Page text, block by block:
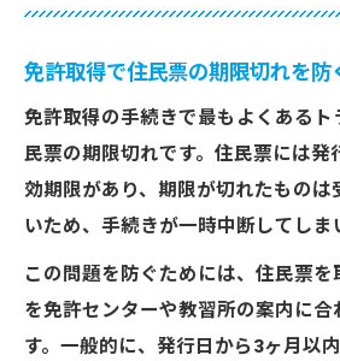
免許取得で住民票の期限切れを防
免許取得の手続きで最もよくあるト
民票の期限切れです。住民票には発
効期限があり、期限が切れたものは
いため、手続きが一時中断してしま
この問題を防ぐためには、住民票
を免許センターや教習所の案内に合
す。一般的に、発行日から3ヶ月以